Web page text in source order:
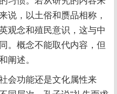
说，以土俗和赝品相称，
观念和殖民意识，这与中
。概念不能取代内容，但
阐述。
会功能还是文化属性来